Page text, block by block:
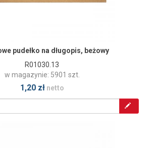
pudełko na długopis, beżowy
R01030.13
w magazynie: 5901 szt.
1,20 złnetto